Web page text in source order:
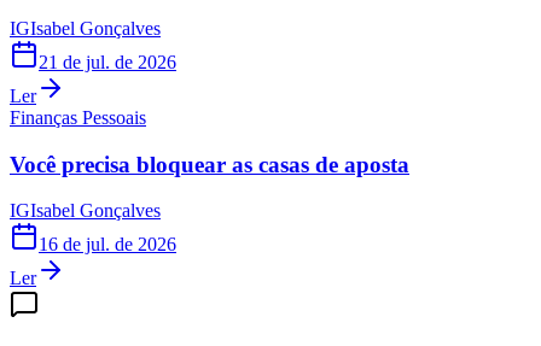
IGIsabel Gonçalves
21 de jul. de 2026
Ler
Finanças Pessoais
Você precisa bloquear as casas de aposta
IGIsabel Gonçalves
16 de jul. de 2026
Ler